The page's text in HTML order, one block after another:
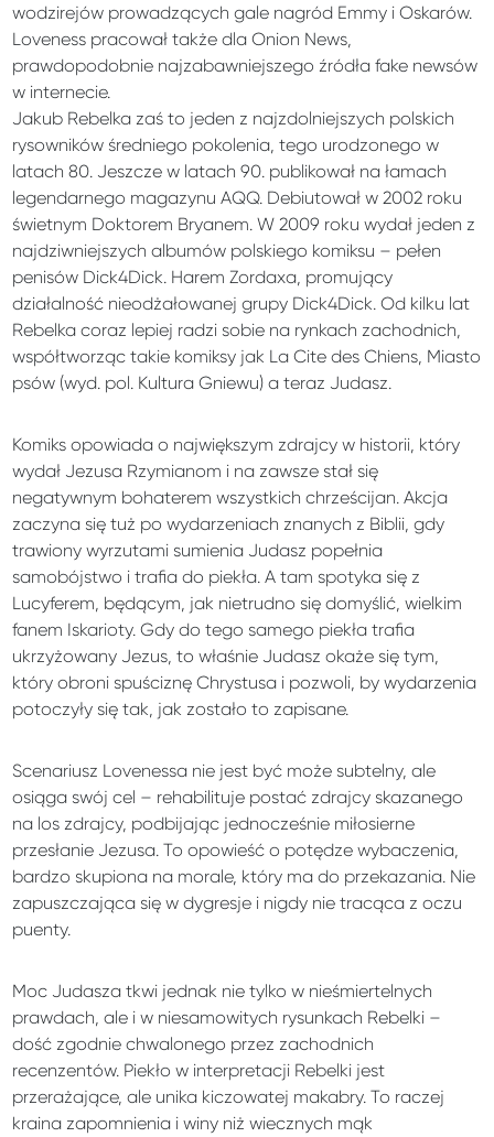
wodzirejów prowadzących gale nagród Emmy i Oskarów.
Loveness pracował także dla Onion News,
prawdopodobnie najzabawniejszego źródła fake newsów
w internecie.
Jakub Rebelka zaś to jeden z najzdolniejszych polskich
rysowników średniego pokolenia, tego urodzonego w
latach 80. Jeszcze w latach 90. publikował na łamach
legendarnego magazynu AQQ. Debiutował w 2002 roku
świetnym Doktorem Bryanem. W 2009 roku wydał jeden z
najdziwniejszych albumów polskiego komiksu – pełen
penisów Dick4Dick. Harem Zordaxa, promujący
działalność nieodżałowanej grupy Dick4Dick. Od kilku lat
Rebelka coraz lepiej radzi sobie na rynkach zachodnich,
współtworząc takie komiksy jak La Cite des Chiens, Miasto
psów (wyd. pol. Kultura Gniewu) a teraz Judasz.
Komiks opowiada o największym zdrajcy w historii, który
wydał Jezusa Rzymianom i na zawsze stał się
negatywnym bohaterem wszystkich chrześcijan. Akcja
zaczyna się tuż po wydarzeniach znanych z Biblii, gdy
trawiony wyrzutami sumienia Judasz popełnia
samobójstwo i trafia do piekła. A tam spotyka się z
Lucyferem, będącym, jak nietrudno się domyślić, wielkim
fanem Iskarioty. Gdy do tego samego piekła trafia
ukrzyżowany Jezus, to właśnie Judasz okaże się tym,
który obroni spuściznę Chrystusa i pozwoli, by wydarzenia
potoczyły się tak, jak zostało to zapisane.
Scenariusz Lovenessa nie jest być może subtelny, ale
osiąga swój cel – rehabilituje postać zdrajcy skazanego
na los zdrajcy, podbijając jednocześnie miłosierne
przesłanie Jezusa. To opowieść o potędze wybaczenia,
bardzo skupiona na morale, który ma do przekazania. Nie
zapuszczająca się w dygresje i nigdy nie tracąca z oczu
puenty.
Moc Judasza tkwi jednak nie tylko w nieśmiertelnych
prawdach, ale i w niesamowitych rysunkach Rebelki –
dość zgodnie chwalonego przez zachodnich
recenzentów. Piekło w interpretacji Rebelki jest
przerażające, ale unika kiczowatej makabry. To raczej
kraina zapomnienia i winy niż wiecznych mąk